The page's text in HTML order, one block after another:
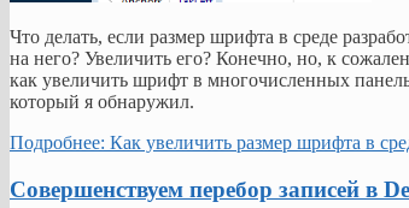
Что делать, если размер шрифта в среде
на него? Увеличить его? Конечно, но, к
как увеличить шрифт в многочисленных
который я обнаружил.
Подробнее: Как увеличить размер шрифта в
Совершенствуем перебор записей в